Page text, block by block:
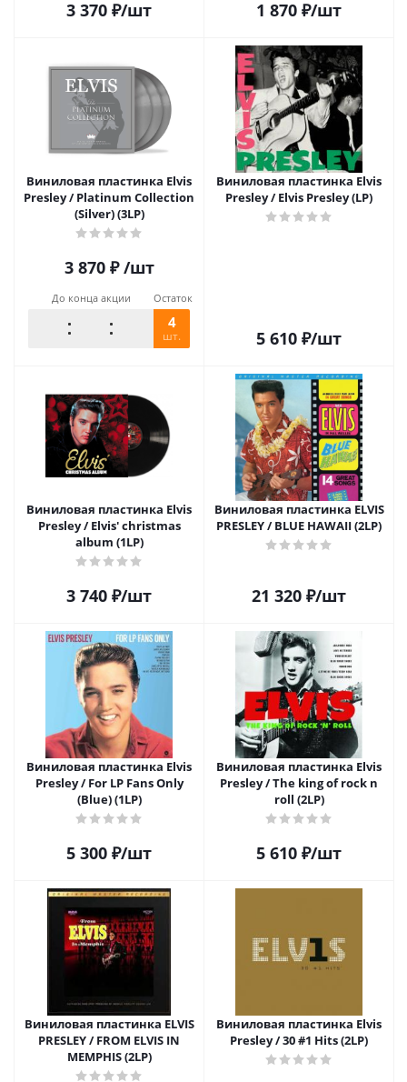
3 370 ₽/шт 1 870 ₽/шт
Виниловая пластинка Elvis
Presley / Platinum Collection
(Silver) (3LP)
3 870₽ /шт
До конца акции Остаток
4
шт.
Виниловая пластинка Elvis
Presley / Elvis Presley (LP)
5 610 ₽/шт
Виниловая пластинка Elvis
Presley / Elvis' christmas
album (1LP)
3 740 ₽/шт
Виниловая пластинка ELVIS
PRESLEY / BLUE HAWAII (2LP)
21 320 ₽/шт
Виниловая пластинка Elvis
Presley / For LP Fans Only
(Blue) (1LP)
5 300 ₽/шт
Виниловая пластинка Elvis
Presley / The king of rock n
roll (2LP)
5 610 ₽/шт
Виниловая пластинка ELVIS
PRESLEY / FROM ELVIS IN
MEMPHIS (2LP)
Виниловая пластинка Elvis
Presley / 30 #1 Hits (2LP)